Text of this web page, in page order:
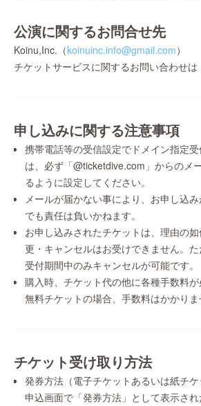
公演に関するお問合せ先
Koinu,Inc.（koinuinc.info@gmail.com）
チケットサービスに関するお問い合わせは
申し込みに関する注意事項
携帯電話等の受信設定でドメイン指定
は、必ず「@ticketdive.com」からのメ
るように設定してください。
メールが届かない事により、お申し込
でも責任は負いかねます。
お申し込みされたチケットは、理由の
更・キャンセルはお受けできません。
受付期間中のみキャンセルが可能です。
購入時、チケット代の他に各種手数料
無料チケットの場合、手数料はかかりま
チケット受け取り方法
発券方法（電子チケットあるいは紙チ
申込画面で「発券方法」として表示され